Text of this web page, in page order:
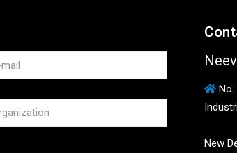
Neev
No.
New